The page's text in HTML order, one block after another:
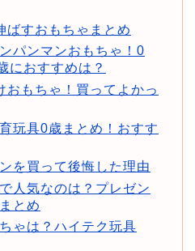
ばすおもちゃまとめ
パンマンおもちゃ！0
におすすめは？
おもちゃ！買ってよかっ
玩具0歳まとめ！おすす
を買って後悔した理由
人気なのは？プレゼン
とめ
ゃは？ハイテク玩具